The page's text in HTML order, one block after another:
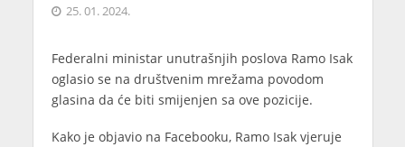
25. 01. 2024.
Federalni ministar unutrašnjih poslova Ramo Isak
oglasio se na društvenim mrežama povodom
glasina da će biti smijenjen sa ove pozicije.
Kako je objavio na Facebooku, Ramo Isak vjeruje